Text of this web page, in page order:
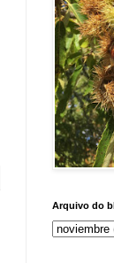
Arquivo do